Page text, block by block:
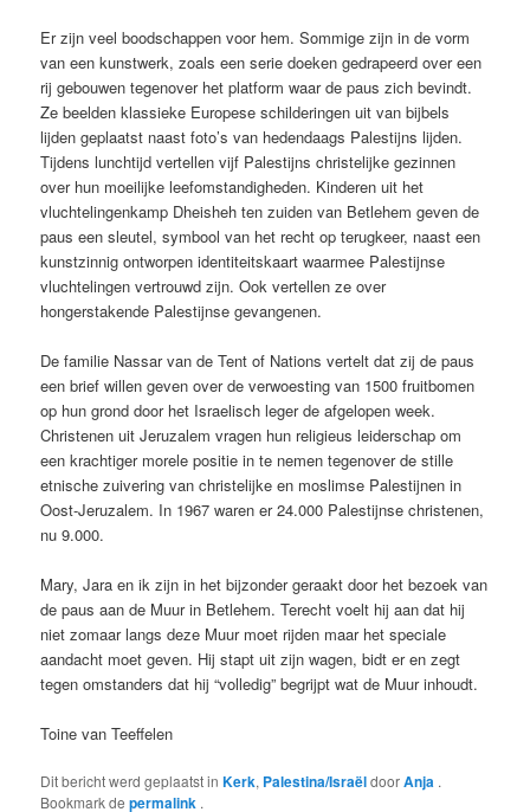
Er zijn veel boodschappen voor hem. Sommige zijn in de vorm
van een kunstwerk, zoals een serie doeken gedrapeerd over een
rij gebouwen tegenover het platform waar de paus zich bevindt.
Ze beelden klassieke Europese schilderingen uit van bijbels
lijden geplaatst naast foto’s van hedendaags Palestijns lijden.
Tijdens lunchtijd vertellen vijf Palestijns christelijke gezinnen
over hun moeilijke leefomstandigheden. Kinderen uit het
vluchtelingenkamp Dheisheh ten zuiden van Betlehem geven de
paus een sleutel, symbool van het recht op terugkeer, naast een
kunstzinnig ontworpen identiteitskaart waarmee Palestijnse
vluchtelingen vertrouwd zijn. Ook vertellen ze over
hongerstakende Palestijnse gevangenen.
De familie Nassar van de Tent of Nations vertelt dat zij de paus
een brief willen geven over de verwoesting van 1500 fruitbomen
op hun grond door het Israelisch leger de afgelopen week.
Christenen uit Jeruzalem vragen hun religieus leiderschap om
een krachtiger morele positie in te nemen tegenover de stille
etnische zuivering van christelijke en moslimse Palestijnen in
Oost-Jeruzalem. In 1967 waren er 24.000 Palestijnse christenen,
nu 9.000.
Mary, Jara en ik zijn in het bijzonder geraakt door het bezoek van
de paus aan de Muur in Betlehem. Terecht voelt hij aan dat hij
niet zomaar langs deze Muur moet rijden maar het speciale
aandacht moet geven. Hij stapt uit zijn wagen, bidt er en zegt
tegen omstanders dat hij “volledig” begrijpt wat de Muur inhoudt.
Toine van Teeffelen
Dit bericht werd geplaatst inKerk, Palestina/IsraëldoorAnja .
Bookmark depermalink .